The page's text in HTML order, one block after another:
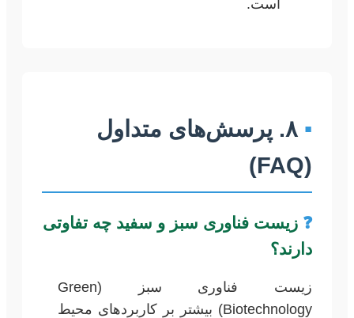
است.
▪
۸. پرسش‌های متداول
(FAQ)
❓ زیست فناوری سبز و سفید چه تفاوتی
دارند؟
زیست فناوری سبز (Green
Biotechnology) بیشتر بر کاربردهای محیط